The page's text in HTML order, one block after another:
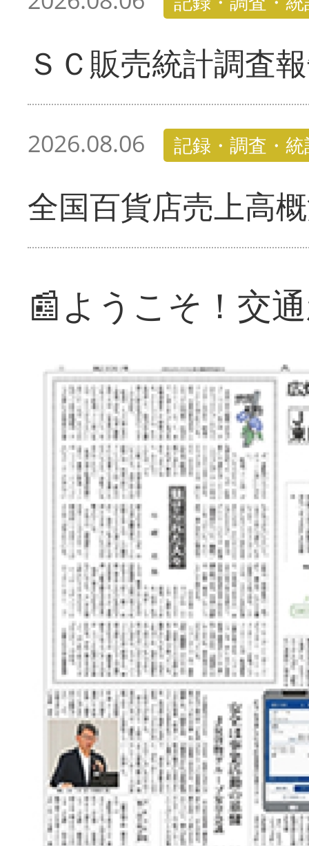
ＳＣ販売統計調査
2026.08.06 記録・調査・
全国百貨店売上高
📰ようこそ！交